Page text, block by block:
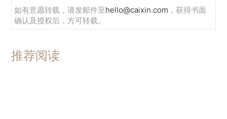
如有意愿转载，请发邮件至hello@caixin.com ，获得书面
确认及授权后，方可转载。
推荐阅读